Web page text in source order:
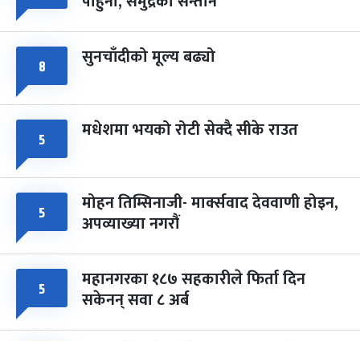
८ सुनचाँदीको मूल्य बढ्यो
५ मधेशमा भयको रोटी सेक्दै सीके राउत
५ मोहन तिम्सिनाजी- मार्क्सवाद देववाणी होइन,
अपव्याख्या नगरौं
५ महानगरका १८७ सहकारीले फिर्ता दिन
सकेनन् सवा ८ अर्ब